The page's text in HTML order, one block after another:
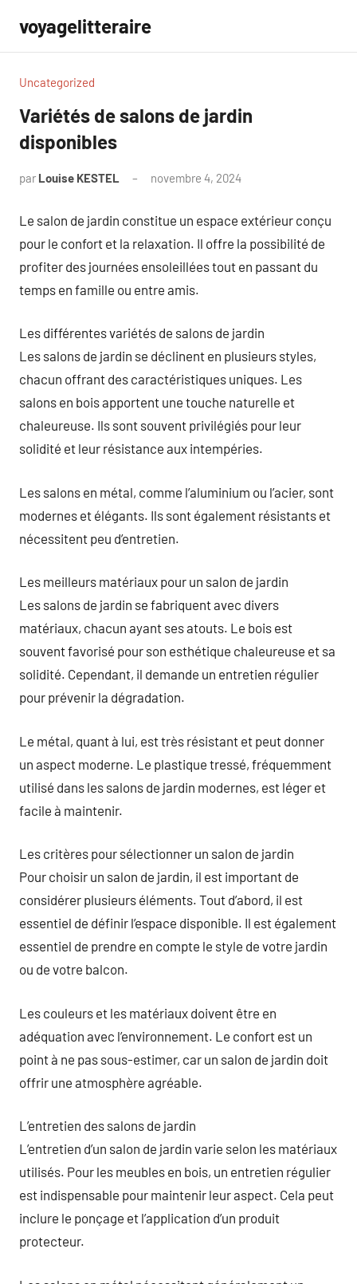
contenu
voyagelitteraire
Uncategorized
Variétés de salons de jardin
disponibles
par Louise KESTEL novembre 4, 2024
Le salon de jardin constitue un espace extérieur conçu
pour le confort et la relaxation. Il offre la possibilité de
profiter des journées ensoleillées tout en passant du
temps en famille ou entre amis.
Les différentes variétés de salons de jardin
Les salons de jardin se déclinent en plusieurs styles,
chacun offrant des caractéristiques uniques. Les
salons en bois apportent une touche naturelle et
chaleureuse. Ils sont souvent privilégiés pour leur
solidité et leur résistance aux intempéries.
Les salons en métal, comme l’aluminium ou l’acier, sont
modernes et élégants. Ils sont également résistants et
nécessitent peu d’entretien.
Les meilleurs matériaux pour un salon de jardin
Les salons de jardin se fabriquent avec divers
matériaux, chacun ayant ses atouts. Le bois est
souvent favorisé pour son esthétique chaleureuse et sa
solidité. Cependant, il demande un entretien régulier
pour prévenir la dégradation.
Le métal, quant à lui, est très résistant et peut donner
un aspect moderne. Le plastique tressé, fréquemment
utilisé dans les salons de jardin modernes, est léger et
facile à maintenir.
Les critères pour sélectionner un salon de jardin
Pour choisir un salon de jardin, il est important de
considérer plusieurs éléments. Tout d’abord, il est
essentiel de définir l’espace disponible. Il est également
essentiel de prendre en compte le style de votre jardin
ou de votre balcon.
Les couleurs et les matériaux doivent être en
adéquation avec l’environnement. Le confort est un
point à ne pas sous-estimer, car un salon de jardin doit
offrir une atmosphère agréable.
L’entretien des salons de jardin
L’entretien d’un salon de jardin varie selon les matériaux
utilisés. Pour les meubles en bois, un entretien régulier
est indispensable pour maintenir leur aspect. Cela peut
inclure le ponçage et l’application d’un produit
protecteur.